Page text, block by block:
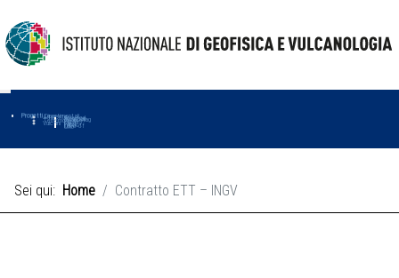
Progetti
Progetti Dipartimentali
AmbienteAmused
Macmap
Tropomag
TerremotiFurther
Muse
Vulcani First
Impact
Love-cf
Uno
Sei qui: Home Contratto ETT – INGV